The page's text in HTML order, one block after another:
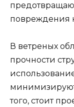
повреждения
В ветреных
прочности
того, стоит